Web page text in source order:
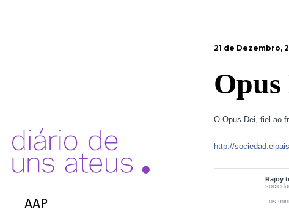
AAP
21 de Dezembro,
Opus
O Opus Dei, fiel ao
http://
Rajoy
Los